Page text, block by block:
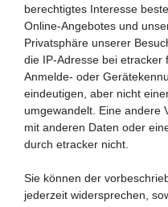
berechtigtes Interesse
Online-Angebotes und
Privatsphäre unserer
die IP-Adresse bei etracker
Anmelde- oder
eindeutigen, aber nicht
umgewandelt. Eine andere
mit anderen Daten oder
durch etracker nicht.
Sie können der
jederzeit widersprechen,